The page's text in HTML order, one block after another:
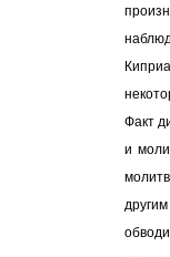
Факт
и